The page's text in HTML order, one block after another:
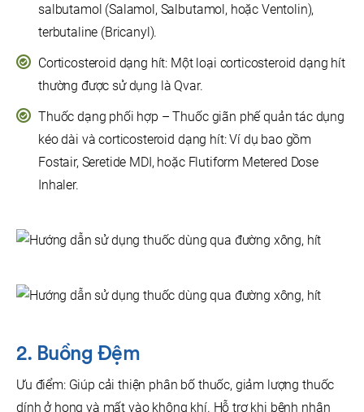
salbutamol (Salamol, Salbutamol, hoặc Ventolin),
terbutaline (Bricanyl).
Corticosteroid dạng hít: Một loại corticosteroid dạng hít
thường được sử dụng là Qvar.
Thuốc dạng phối hợp – Thuốc giãn phế quản tác dụng
kéo dài và corticosteroid dạng hít: Ví dụ bao gồm
Fostair, Seretide MDI, hoặc Flutiform Metered Dose
Inhaler.
2. Buồng Đệm
Ưu điểm: Giúp cải thiện phân bố thuốc, giảm lượng thuốc
dính ở họng và mất vào không khí. Hỗ trợ khi bệnh nhân